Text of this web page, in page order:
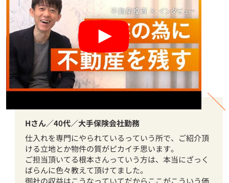
Hさん／40代／大手保険会社勤務
仕入れを専門にやられているっていう所で、ご紹介頂
ける立地とか物件の質がピカイチ思います。
ご担当頂いてる根本さんっていう方は、本当にざっく
ばらんに色々教えて頂けてました。